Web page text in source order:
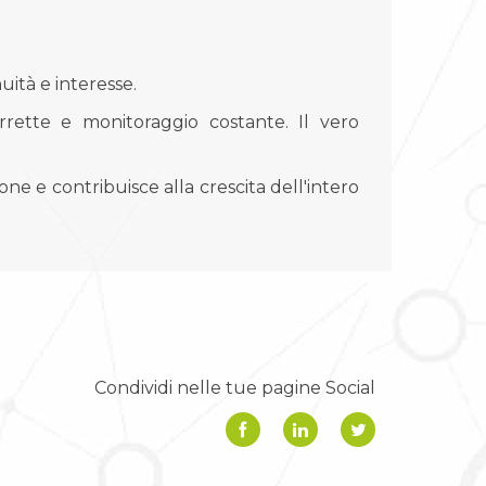
e interesse.
e monitoraggio costante. Il vero
e contribuisce alla crescita dell'intero
Condividi nelle tue pagine Social